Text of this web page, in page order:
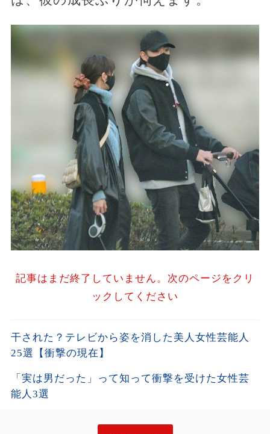
記事はまだ終了していません。次のページをクリ
ックしてください
干された？テレビから姿を消した美人女性芸能人
25選【衝撃の現在】
「実は男だった」って知って衝撃を受けた女性芸
能人3選